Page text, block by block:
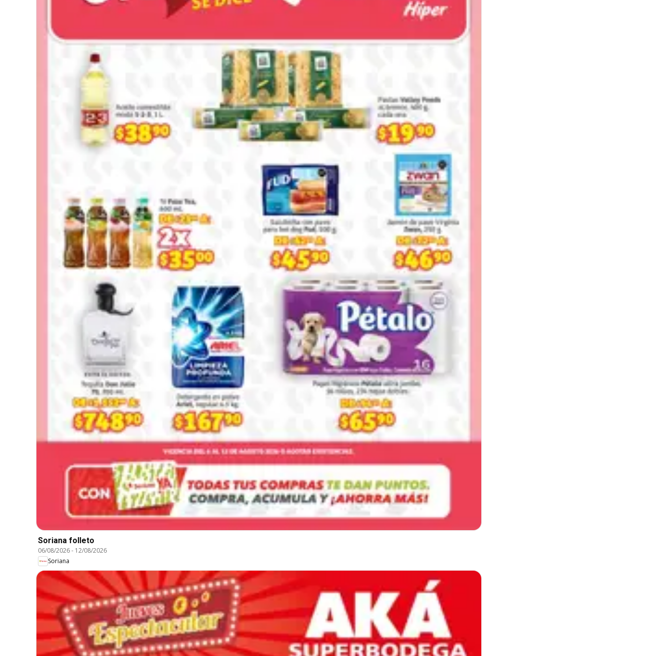
Soriana folleto
06/08/2026- 12/08/2026
Soriana